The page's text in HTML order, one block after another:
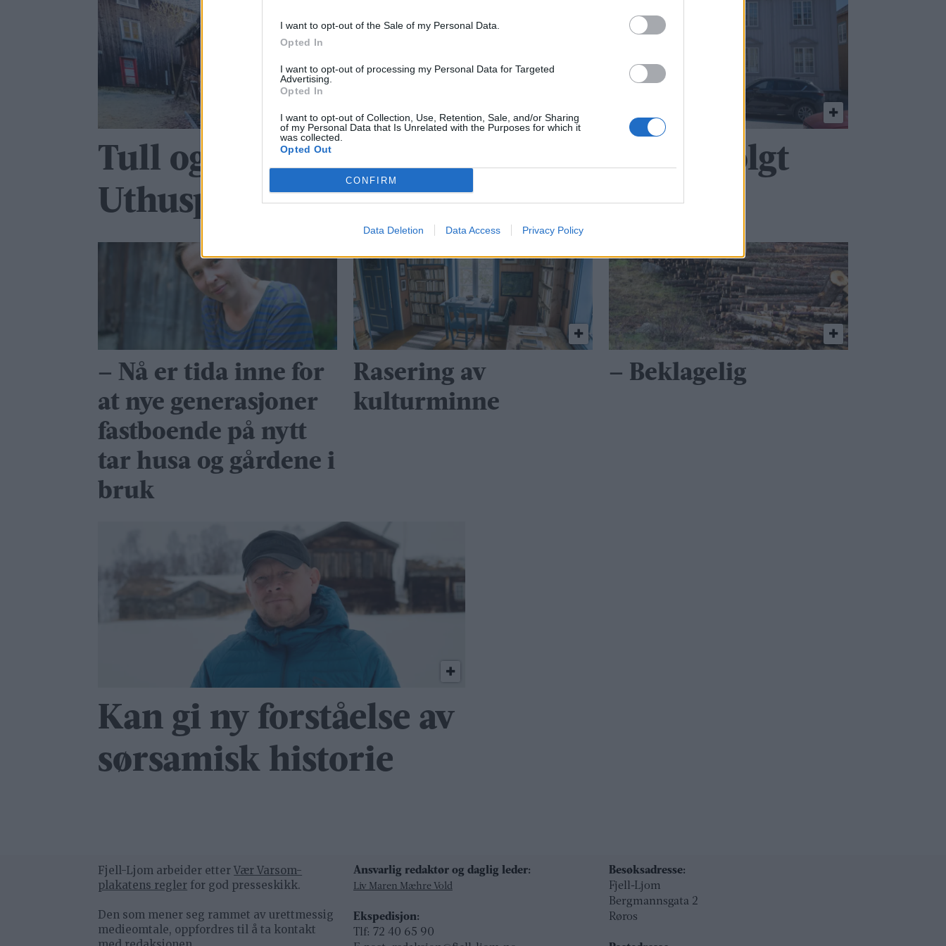
I want to opt-out of the Sale of my Personal Data.
Opted In
I want to opt-out of processing my Personal Data for Targeted
Advertising.
Opted In
I want to opt-out of Collection, Use, Retention, Sale, and/or Sharing
of my Personal Data that Is Unrelated with the Purposes for which it
was collected.
Opted Out
CONFIRM
Data Deletion Data Access Privacy Policy
Tull og tøys om
Uthusprosjektet
– Glad for å få solgt
– Nå er tida inne for
at nye generasjoner
fastboende på nytt
tar husa og gårdene i
bruk
Rasering av
kulturminne
– Beklagelig
Kan gi ny forståelse av
sørsamisk historie
Fjell-Ljom arbeider etterVær Varsom-
plakatens regler for god presseskikk.
Den som mener seg rammet av urettmessig
medieomtale, oppfordres til å ta kontakt
Ansvarlig redaktør og daglig leder:
Liv Maren Mæhre Vold
Ekspedisjon:
Tlf: 72 40 65 90
Besøksadresse:
Fjell-Ljom
Bergmannsgata 2
Røros